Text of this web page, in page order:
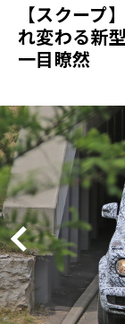
【スクープ
れ変わる新
一目瞭然